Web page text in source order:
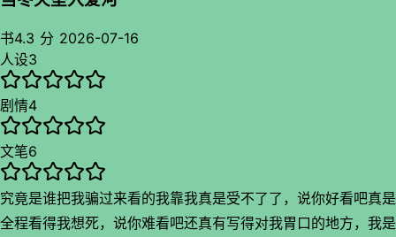
被骗进去看一通重力女童结果是在搞纯爱的三生三世我爱你，看
着还行但是我年纪大了已经感受不到这个浪漫感了嘤嘤嘤不过男
主戏份很少我就放心了，而且炒菜很频繁但是意识流
书4.3 分 2026-07-16
人设3
剧情4
文笔6
究竟是谁把我骗过来看的我靠我真是受不了了，说你好看吧真是
全程看得我想死，说你难看吧还真有写得对我胃口的地方，我是